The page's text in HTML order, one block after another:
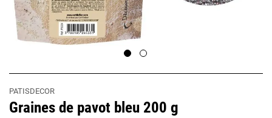
PATISDECOR
Graines de pavot bleu 200 g